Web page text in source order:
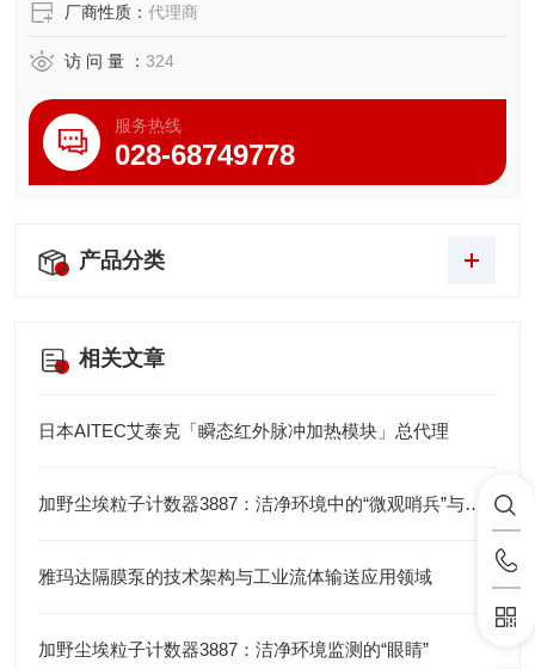
厂商性质： 代理商
访 问 量 ： 324
服务热线
028-68749778
产品分类
相关文章
日本AITEC艾泰克「瞬态红外脉冲加热模块」总代理
加野尘埃粒子计数器3887：洁净环境中的“微观哨兵”与洁净度“审计官”
雅玛达隔膜泵的技术架构与工业流体输送应用领域
加野尘埃粒子计数器3887：洁净环境监测的“眼睛”